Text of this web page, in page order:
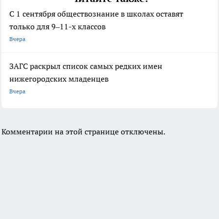
С 1 сентября обществознание в школах оставят
только для 9–11-х классов
Вчера
ЗАГС раскрыл список самых редких имен
нижегородских младенцев
Вчера
Комментарии на этой странице отключены.